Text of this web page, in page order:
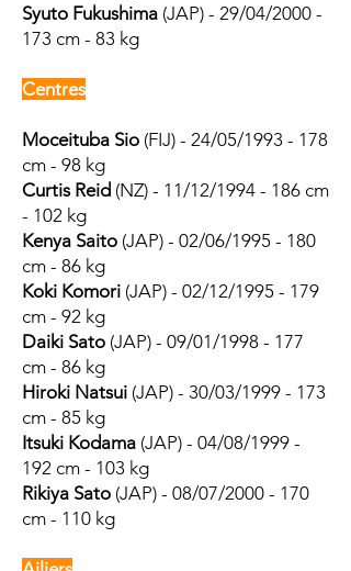
Syuto Fukushima (JAP) - 29/04/2000 -
173 cm - 83 kg
Centres
Moceituba Sio (FIJ) - 24/05/1993 - 178
cm - 98 kg
Curtis Reid (NZ) - 11/12/1994 - 186 cm
- 102 kg
Kenya Saito (JAP) - 02/06/1995 - 180
cm - 86 kg
Koki Komori (JAP) - 02/12/1995 - 179
cm - 92 kg
Daiki Sato (JAP) - 09/01/1998 - 177
cm - 86 kg
Hiroki Natsui (JAP) - 30/03/1999 - 173
cm - 85 kg
Itsuki Kodama (JAP) - 04/08/1999 -
192 cm - 103 kg
Rikiya Sato (JAP) - 08/07/2000 - 170
cm - 110 kg